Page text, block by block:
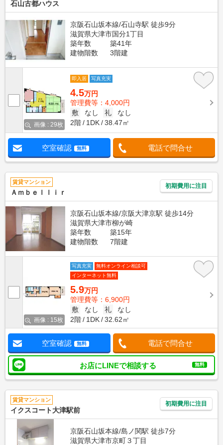
石山古都ハウス
京阪石山坂本線/石山寺駅 徒歩9分
滋賀県大津市国分1丁目
築年数
築41年
建物階数
3階建
画像 : 29枚
即入居 写真充実
4.5万円
管理費等：4,000円
敷
なし 礼
なし
2階
1DK 38.47㎡
空室確認 無料 電話で問合せ
賃貸マンション
Ａｍｂｅｌｌｉｒ
初期費用に注目
京阪石山坂本線/京阪大津京駅 徒歩14分
滋賀県大津市柳が崎
築年数
築15年
建物階数
7階建
画像 : 15枚
写真充実
無料オンライン相談可
インターネット無料
5.9万円
管理費等：6,900円
敷
なし 礼
なし
2階
1DK 32.62㎡
空室確認 無料 電話で問合せ
お店にLINEで相談する 無料
賃貸マンション
イクスコート大津駅前
初期費用に注目
京阪石山坂本線/島ノ関駅 徒歩7分
滋賀県大津市京町３丁目